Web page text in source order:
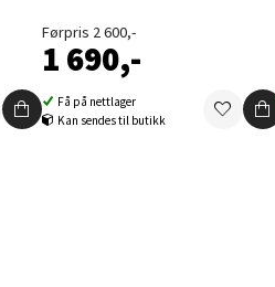
Førpris 2 600,-
1 690,-
Få på nettlager
Kan sendes til butikk